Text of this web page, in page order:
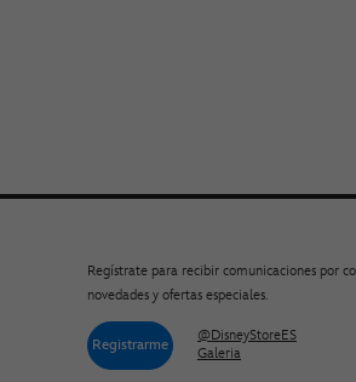
Regístrate para recibir comunicaciones por
novedades y ofertas especiales.
Registrarme
@DisneyStoreES
Galeria